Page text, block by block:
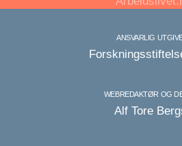
ANSVARLIG
WEBREDAKTØR OG
Alf Tore